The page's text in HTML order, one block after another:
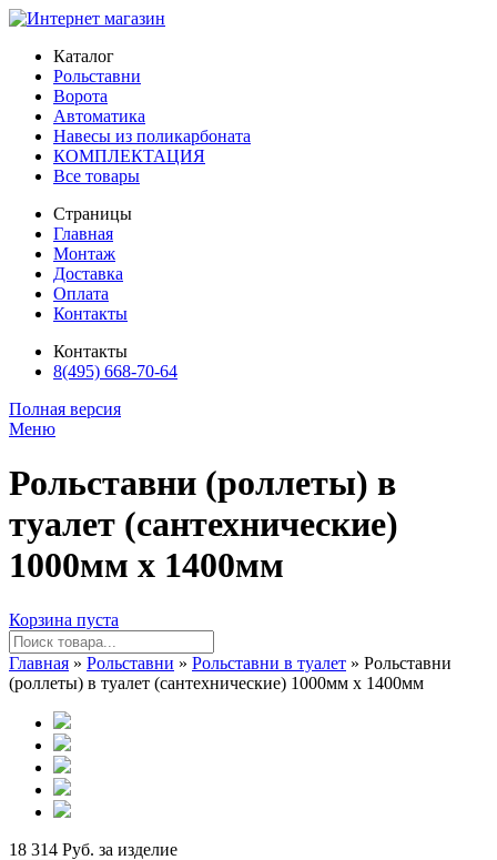
Каталог
Рольставни
Ворота
Автоматика
Навесы из поликарбоната
КОМПЛЕКТАЦИЯ
Все товары
Страницы
Главная
Монтаж
Доставка
Оплата
Контакты
Контакты
8(495) 668-70-64
Полная версия
Меню
Рольставни (роллеты) в
туалет (сантехнические)
1000мм х 1400мм
Корзина пуста
Главная » Рольставни » Рольставни в туалет » Рольставни
(роллеты) в туалет (сантехнические) 1000мм х 1400мм
18 314 Руб. за изделие